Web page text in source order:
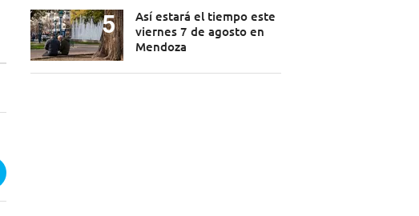
Así estará el tiempo este
viernes 7 de agosto en
Mendoza